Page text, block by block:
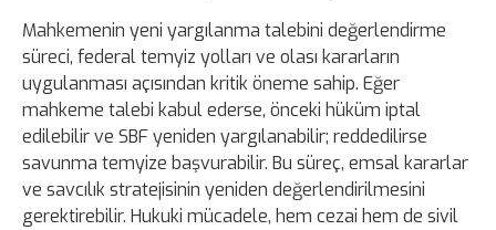
Mahkemenin yeni yargılanma talebini değerlendirme
süreci, federal temyiz yolları ve olası kararların
uygulanması açısından kritik öneme sahip. Eğer
mahkeme talebi kabul ederse, önceki hüküm iptal
edilebilir ve SBF yeniden yargılanabilir; reddedilirse
savunma temyize başvurabilir. Bu süreç, emsal kararlar
ve savcılık stratejisinin yeniden değerlendirilmesini
gerektirebilir. Hukuki mücadele, hem cezai hem de sivil